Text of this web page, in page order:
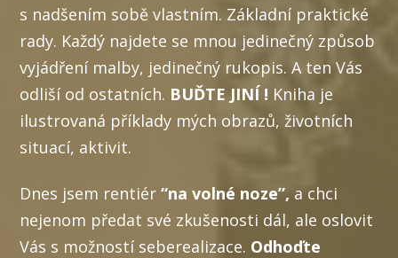
s nadšením sobě vlastním. Základní praktické
rady. Každý najdete se mnou jedinečný způsob
vyjádření malby, jedinečný rukopis. A ten Vás
odliší od ostatních. BUĎTE JINÍ ! Kniha je
ilustrovaná příklady mých obrazů, životních
situací, aktivit.
Dnes jsem rentiér“na volné noze”, a chci
nejenom předat své zkušenosti dál, ale oslovit
Vás s možností seberealizace. Odhoďte